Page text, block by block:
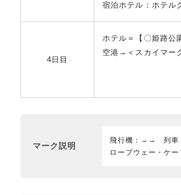
宿泊ホテル：ホテル
4日目
ホテル＝【〇姫路公
空港→＜スカイマー
マーク説明
飛行機：→→ 列車
ロープウェー・ケ